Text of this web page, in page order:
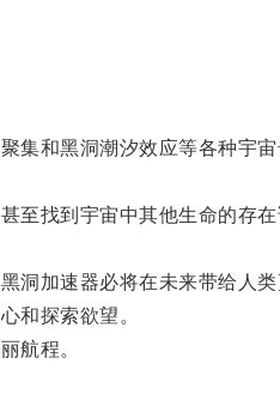
和黑洞潮汐效应等各种宇宙
找到宇宙中其他生命的存在
加速器必将在未来带给人类
和探索欲望。
航程。